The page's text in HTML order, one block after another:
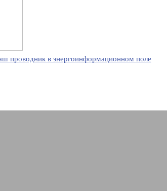
проводник в энергоинформационном поле